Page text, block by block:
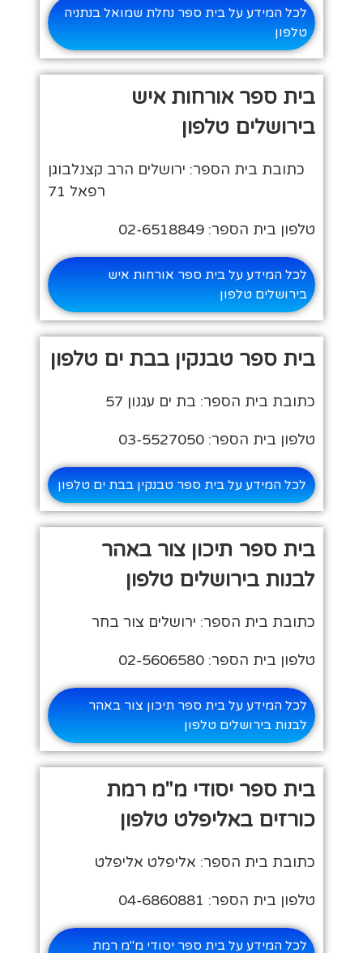
לכל המידע על בית ספר נחלת שמואל בנתניה
טלפון
בית ספר אורחות איש
בירושלים טלפון
כתובת בית הספר: ירושלים הרב קצנלבוגן
רפאל 71
טלפון בית הספר: 02-6518849
לכל המידע על בית ספר אורחות איש
בירושלים טלפון
בית ספר טבנקין בבת ים טלפון
כתובת בית הספר: בת ים עגנון 57
טלפון בית הספר: 03-5527050
לכל המידע על בית ספר טבנקין בבת ים טלפון
בית ספר תיכון צור באהר
לבנות בירושלים טלפון
כתובת בית הספר: ירושלים צור בחר
טלפון בית הספר: 02-5606580
לכל המידע על בית ספר תיכון צור באהר
לבנות בירושלים טלפון
בית ספר יסודי מ"מ רמת
כורזים באליפלט טלפון
כתובת בית הספר: אליפלט אליפלט
טלפון בית הספר: 04-6860881
לכל המידע על בית ספר יסודי מ"מ רמת